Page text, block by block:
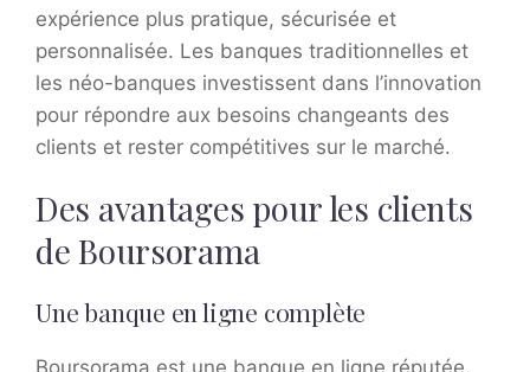
expérience plus pratique, sécurisée et
personnalisée. Les banques traditionnelles et
les néo-banques investissent dans l’innovation
pour répondre aux besoins changeants des
clients et rester compétitives sur le marché.
Des avantages pour les clients
de Boursorama
Une banque en ligne complète
Boursorama est une banque en ligne réputée,